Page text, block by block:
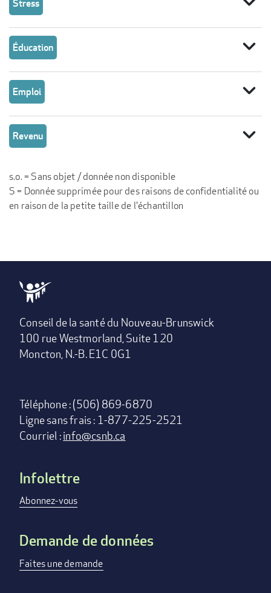
Stress
Éducation expand_more
Emploi expand_more
Revenu expand_more
s.o. = Sans objet / donnée non disponible
S = Donnée supprimée pour des raisons de confidentialité ou
en raison de la petite taille de l'échantillon
Conseil de la santé du Nouveau-Brunswick
100 rue Westmorland, Suite 120
Moncton, N.-B. E1C 0G1
Téléphone : (506) 869-6870
Ligne sans frais : 1-877-225-2521
Courriel :info@csnb.ca
Footer
menu
Infolettre
Abonnez-vous
Demande de données
Faites une demande